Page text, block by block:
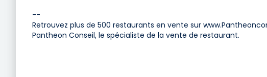
--
Retrouvez plus de 500 restaurants en vente sur
Pantheon Conseil, le spécialiste de la vente de restaurant.